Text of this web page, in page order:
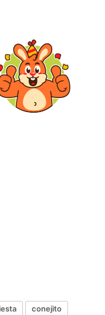
conejito